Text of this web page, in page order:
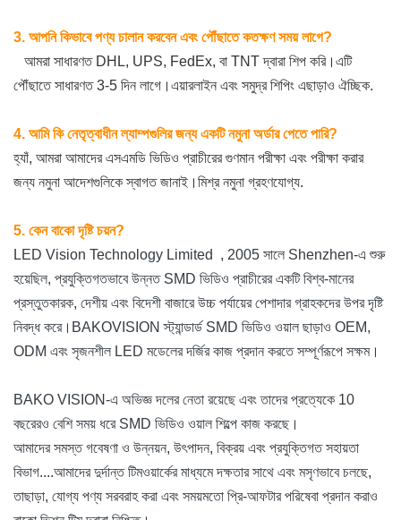
3. আপনি কিভাবে পণ্য চালান করবেন এবং পৌঁছাতে কতক্ষণ সময় লাগে?
আমরা সাধারণত DHL, UPS, FedEx, বা TNT দ্বারা শিপ করি।এটি
পৌঁছাতে সাধারণত 3-5 দিন লাগে।এয়ারলাইন এবং সমুদ্র শিপিং এছাড়াও ঐচ্ছিক.
4. আমি কি নেতৃত্বাধীন ল্যাম্পগুলির জন্য একটি নমুনা অর্ডার পেতে পারি?
হ্যাঁ, আমরা আমাদের এসএমডি ভিডিও প্রাচীরের গুণমান পরীক্ষা এবং পরীক্ষা করার
জন্য নমুনা আদেশগুলিকে স্বাগত জানাই।মিশ্র নমুনা গ্রহণযোগ্য.
5. কেন বাকো দৃষ্টি চয়ন?
LED Vision Technology Limited , 2005 সালে Shenzhen-এ শুরু
হয়েছিল, প্রযুক্তিগতভাবে উন্নত SMD ভিডিও প্রাচীরের একটি বিশ্ব-মানের
প্রস্তুতকারক, দেশীয় এবং বিদেশী বাজারে উচ্চ পর্যায়ের পেশাদার গ্রাহকদের উপর দৃষ্টি
নিবদ্ধ করে।BAKOVISION স্ট্যান্ডার্ড SMD ভিডিও ওয়াল ছাড়াও OEM,
ODM এবং সৃজনশীল LED মডেলের দর্জির কাজ প্রদান করতে সম্পূর্ণরূপে সক্ষম।
BAKO VISION-এ অভিজ্ঞ দলের নেতা রয়েছে এবং তাদের প্রত্যেকে 10
বছরেরও বেশি সময় ধরে SMD ভিডিও ওয়াল শিল্পে কাজ করছে।
আমাদের সমস্ত গবেষণা ও উন্নয়ন, উৎপাদন, বিক্রয় এবং প্রযুক্তিগত সহায়তা
বিভাগ....আমাদের দুর্দান্ত টিমওয়ার্কের মাধ্যমে দক্ষতার সাথে এবং মসৃণভাবে চলছে,
তাছাড়া, যোগ্য পণ্য সরবরাহ করা এবং সময়মতো প্রি-আফটার পরিষেবা প্রদান করাও